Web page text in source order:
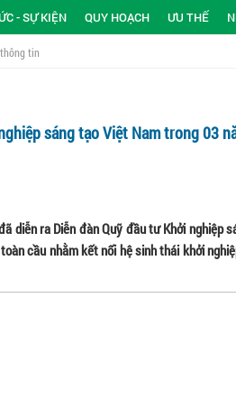
- SỰ KIỆN QUY HOẠCH ƯU THẾ
tin
sáng tạo Việt Nam trong 03
diễn ra Diễn đàn Quỹ đầu tư Khởi nghiệp
cầu nhằm kết nối hệ sinh thái khởi